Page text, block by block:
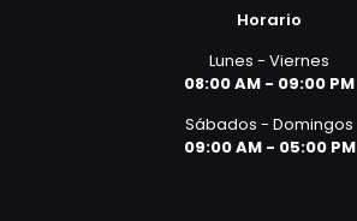
Horario
Lunes - Viernes
08:00 AM - 09:00 PM
Sábados - Domingos
09:00 AM - 05:00 PM